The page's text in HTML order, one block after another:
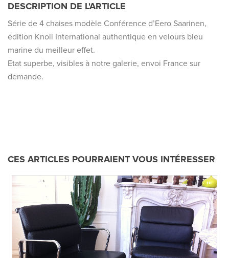
DESCRIPTION DE L'ARTICLE
Série de 4 chaises modèle Conférence d’Eero Saarinen,
édition Knoll International authentique en velours bleu
marine du meilleur effet.
Etat superbe, visibles à notre galerie, envoi France sur
demande.
CES ARTICLES POURRAIENT VOUS INTÉRESSER